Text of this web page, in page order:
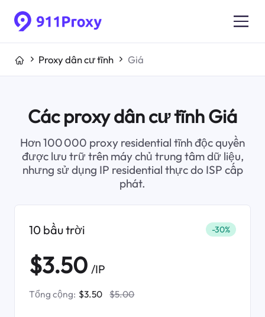
Proxy dân cư tĩnh Giá
Các proxy dân cư tĩnh Giá
Hơn 100 000 proxy residential tĩnh độc quyền
được lưu trữ trên máy chủ trung tâm dữ liệu,
nhưng sử dụng IP residential thực do ISP cấp
phát.
10 bầu trời -30%
$3.50 /IP
Tổng cộng: $3.50 $5.00